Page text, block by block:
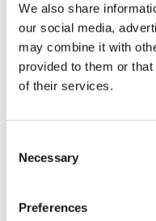
We also share
our social media,
may combine it with
provided to them or
of their services.
Selection
Necessary
Preferences
Supplemento
Supplemento
Check-in: domenica /
25 agosto, 25 dicembre,
Vacanze di Natale: da
scuola resterà chiusa.